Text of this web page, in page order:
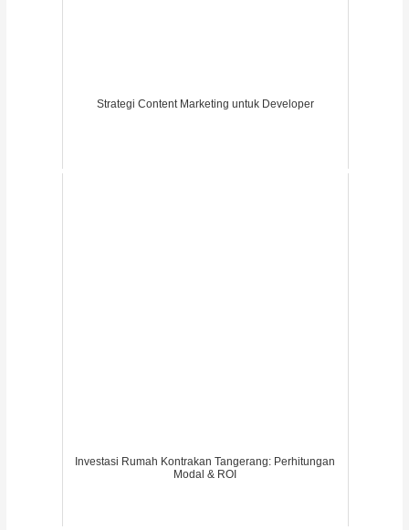
Strategi Content Marketing untuk Developer
Investasi Rumah Kontrakan Tangerang: Perhitungan
Modal & ROI